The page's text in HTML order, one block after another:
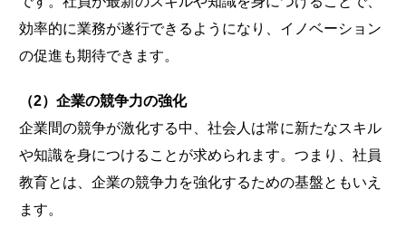
効率的に業務が遂行できるようになり、イノベーション
の促進も期待できます。
（2）企業の競争力の強化
企業間の競争が激化する中、社会人は常に新たなスキル
や知識を身につけることが求められます。つまり、社員
教育とは、企業の競争力を強化するための基盤ともいえ
ます。